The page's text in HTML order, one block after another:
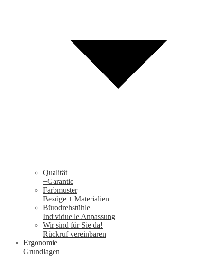
Qualität
+Garantie
Farbmuster
Bezüge + Materialien
Bürodrehstühle
Individuelle Anpassung
Wir sind für Sie da!
Rückruf vereinbaren
Ergonomie
Grundlagen